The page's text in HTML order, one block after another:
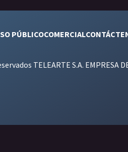
PÚBLICOCOMERCIAL
TELEARTE S.A. EMPRESA